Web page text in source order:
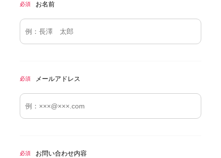
必須 お名前
必須 メールアドレス
必須 お問い合わせ内容